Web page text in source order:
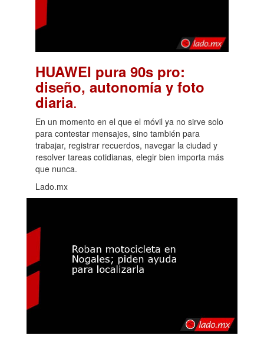
HUAWEI pura 90s pro:
diseño, autonomía y foto
diaria.
En un momento en el que el móvil ya no sirve solo
para contestar mensajes, sino también para
trabajar, registrar recuerdos, navegar la ciudad y
resolver tareas cotidianas, elegir bien importa más
que nunca.
Lado.mx